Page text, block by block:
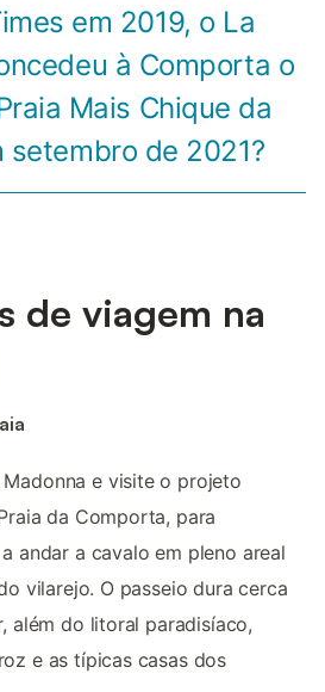
em 2019, o La
à Comporta o
Mais Chique da
setembro de 2021?
de viagem na
e visite o projeto
da Comporta, para
andar a cavalo em pleno areal
vilarejo. O passeio dura cerca
além do litoral paradisíaco,
e as típicas casas dos